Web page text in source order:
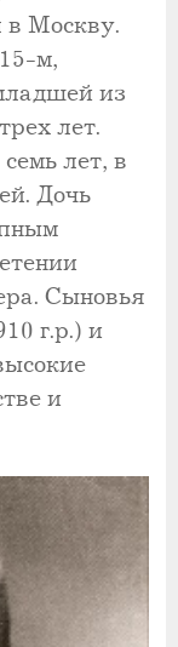
в Москву.
м,
из
лет.
лет, в
Дочь
Сыновья
г.р.) и
и